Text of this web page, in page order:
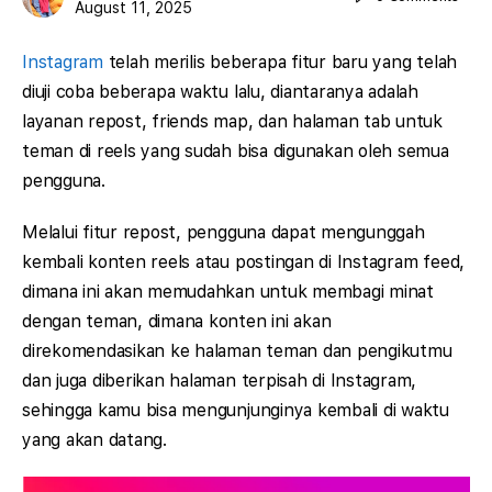
August 11, 2025
Instagram telah merilis beberapa fitur baru yang telah
diuji coba beberapa waktu lalu, diantaranya adalah
layanan repost, friends map, dan halaman tab untuk
teman di reels yang sudah bisa digunakan oleh semua
pengguna.
Melalui fitur repost, pengguna dapat mengunggah
kembali konten reels atau postingan di Instagram feed,
dimana ini akan memudahkan untuk membagi minat
dengan teman, dimana konten ini akan
direkomendasikan ke halaman teman dan pengikutmu
dan juga diberikan halaman terpisah di Instagram,
sehingga kamu bisa mengunjunginya kembali di waktu
yang akan datang.